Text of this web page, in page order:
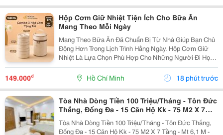
Hộp Cơm Giữ Nhiệt Tiện Ích Cho Bữa Ăn
Mang Theo Mỗi Ngày
Mang Theo Bữa Ăn Đã Chuẩn Bị Từ Nhà Giúp Bạn Chủ
Động Hơn Trong Lịch Trình Hằng Ngày. Hộp Cơm Giữ
Nhiệt Là Lựa Chọn Phù Hợp Cho Những Người Đi Học,
Đi Làm Hoặc Thường Xuyên Di Chuyển, Giúp Việc Sắp
Xếp Và Mang Theo Thức Ăn Trở Nên Gọn Gàng Hơn.
149.000₫ Hồ Chí Minh 18 phút trước
Tòa Nhà Dòng Tiền 100 Triệu/Tháng - Tôn Đức
Thắng, Đống Đa - 15 Căn Hộ Kk - 75 M2 X 7
Tầng - Mt 6,1 M - 20,8 Tỷ
Tòa Nhà Dòng Tiền 100 Triệu/Tháng - Tôn Đức Thắng,
Đống Đa - 15 Căn Hộ Kk - 75 M2 X 7 Tầng - Mt 6,1 M -